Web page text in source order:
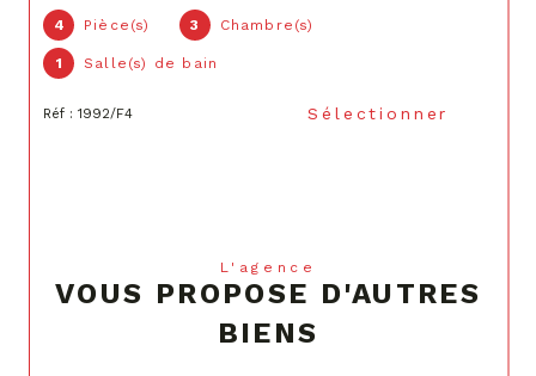
4 Pièce(s) 3 Chambre(s)
1 Salle(s) de bain
Réf : 1992/F4 Sélectionner
L'agence
VOUS PROPOSE D'AUTRES
BIENS